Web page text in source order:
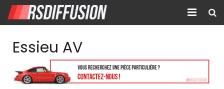
Nouvelles annonces
Annonces prolongées
Essieu AV